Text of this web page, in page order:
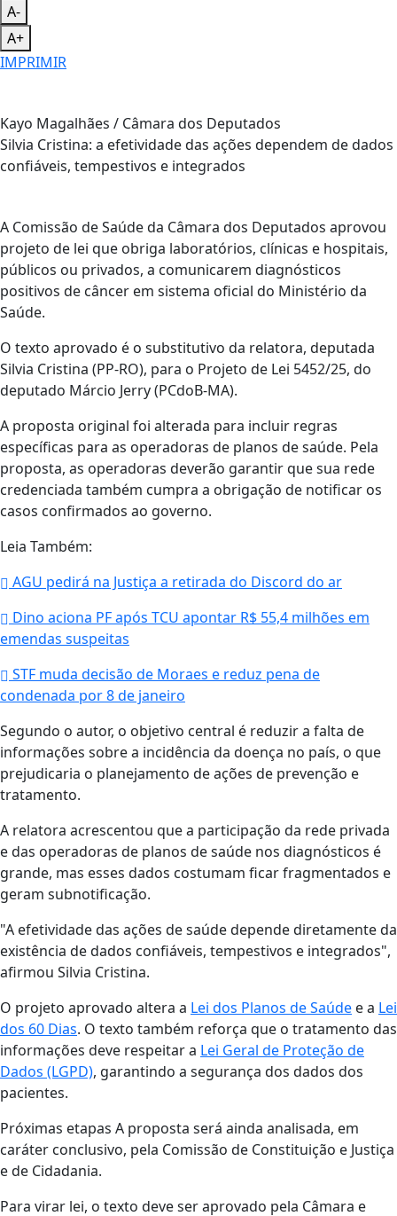
A-
A+
IMPRIMIR
Kayo Magalhães / Câmara dos Deputados
Silvia Cristina: a efetividade das ações dependem de dados
confiáveis, tempestivos e integrados
A Comissão de Saúde da Câmara dos Deputados aprovou
projeto de lei que obriga laboratórios, clínicas e hospitais,
públicos ou privados, a comunicarem diagnósticos
positivos de câncer em sistema oficial do Ministério da
Saúde.
O texto aprovado é o substitutivo da relatora, deputada
Silvia Cristina (PP-RO), para o Projeto de Lei 5452/25, do
deputado Márcio Jerry (PCdoB-MA).
A proposta original foi alterada para incluir regras
específicas para as operadoras de planos de saúde. Pela
proposta, as operadoras deverão garantir que sua rede
credenciada também cumpra a obrigação de notificar os
casos confirmados ao governo.
Leia Também:
AGU pedirá na Justiça a retirada do Discord do ar
Dino aciona PF após TCU apontar R$ 55,4 milhões em
emendas suspeitas
STF muda decisão de Moraes e reduz pena de
condenada por 8 de janeiro
Segundo o autor, o objetivo central é reduzir a falta de
informações sobre a incidência da doença no país, o que
prejudicaria o planejamento de ações de prevenção e
tratamento.
A relatora acrescentou que a participação da rede privada
e das operadoras de planos de saúde nos diagnósticos é
grande, mas esses dados costumam ficar fragmentados e
geram subnotificação.
"A efetividade das ações de saúde depende diretamente da
existência de dados confiáveis, tempestivos e integrados",
afirmou Silvia Cristina.
O projeto aprovado altera a Lei dos Planos de Saúde e a Lei
dos 60 Dias. O texto também reforça que o tratamento das
informações deve respeitar a Lei Geral de Proteção de
Dados (LGPD), garantindo a segurança dos dados dos
pacientes.
Próximas etapas A proposta será ainda analisada, em
caráter conclusivo, pela Comissão de Constituição e Justiça
e de Cidadania.
Para virar lei, o texto deve ser aprovado pela Câmara e